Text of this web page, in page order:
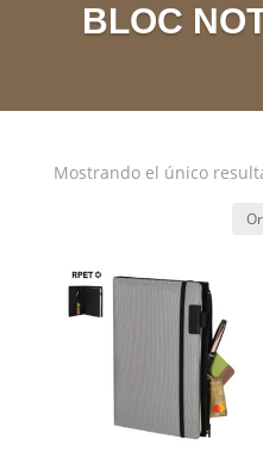
BLOC
Mostrando el único